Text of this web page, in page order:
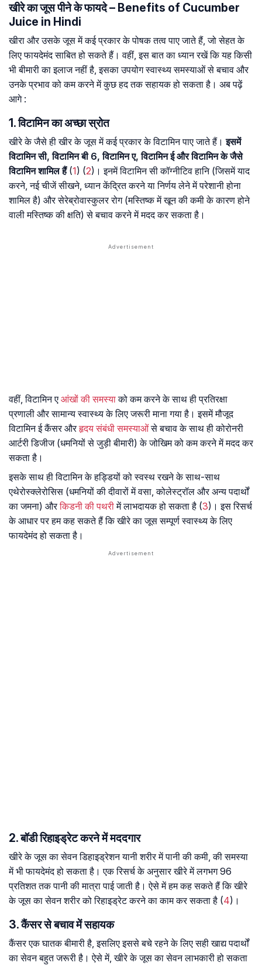
खीरे का जूस पीने के फायदे – Benefits of Cucumber
Juice in Hindi
खीरा और उसके जूस में कई प्रकार के पोषक तत्व पाए जाते हैं, जो सेहत के
लिए फायदेमंद साबित हो सकते हैं। वहीं, इस बात का ध्यान रखें कि यह किसी
भी बीमारी का इलाज नहीं है, इसका उपयोग स्वास्थ्य समस्याओं से बचाव और
उनके प्रभाव को कम करने में कुछ हद तक सहायक हो सकता है। अब पढ़ें
आगे :
1. विटामिन का अच्छा स्रोत
खीरे के जैसे ही खीर के जूस में कई प्रकार के विटामिन पाए जाते हैं। इसमें
विटामिन सी, विटामिन बी 6, विटामिन ए, विटामिन ई और विटामिन के जैसे
विटामिन शामिल हैं(1) (2)। इनमें विटामिन सी कॉग्नीटिव हानि (जिसमें याद
करने, नई चीजें सीखने, ध्यान केंद्रित करने या निर्णय लेने में परेशानी होना
शामिल है) और सेरेब्रोवास्कुलर रोग (मस्तिष्क में खून की कमी के कारण होने
वाली मस्तिष्क की क्षति) से बचाव करने में मदद कर सकता है।
वहीं, विटामिन ए आंखों की समस्याको कम करने के साथ ही प्रतिरक्षा
प्रणाली और सामान्य स्वास्थ्य के लिए जरूरी माना गया है। इसमें मौजूद
विटामिन ई कैंसर औरहृदय संबंधी समस्याओंसे बचाव के साथ ही कोरोनरी
आर्टरी डिजीज (धमनियों से जुड़ी बीमारी) के जोखिम को कम करने में मदद कर
सकता है।
इसके साथ ही विटामिन के हड्डियों को स्वस्थ रखने के साथ-साथ
एथेरोस्क्लेरोसिस (धमनियों की दीवारों में वसा, कोलेस्ट्रॉल और अन्य पदार्थों
का जमना) औरकिडनी की पथरीमें लाभदायक हो सकता है (3)। इस रिसर्च
के आधार पर हम कह सकते हैं कि खीरे का जूस सम्पूर्ण स्वास्थ्य के लिए
फायदेमंद हो सकता है।
2. बॉडी रिहाइड्रेट करने में मददगार
खीरे के जूस का सेवन डिहाइड्रेशन यानी शरीर में पानी की कमी, की समस्या
में भी फायदेमंद हो सकता है। एक रिसर्च के अनुसार खीरे में लगभग 96
प्रतिशत तक पानी की मात्रा पाई जाती है। ऐसे में हम कह सकते हैं कि खीरे
के जूस का सेवन शरीर को रिहाइड्रेट करने का काम कर सकता है (4)।
3. कैंसर से बचाव में सहायक
कैंसर एक घातक बीमारी है, इसलिए इससे बचे रहने के लिए सही खाद्य पदार्थों
का सेवन बहुत जरूरी है। ऐसे में, खीरे के जूस का सेवन लाभकारी हो सकता